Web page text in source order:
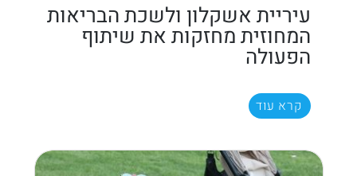
עיריית אשקלון ולשכת הבריאות
המחוזית מחזקות את שיתוף
הפעולה
קרא עוד